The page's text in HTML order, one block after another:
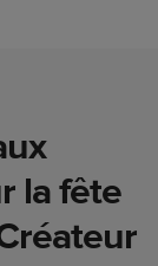
la fête